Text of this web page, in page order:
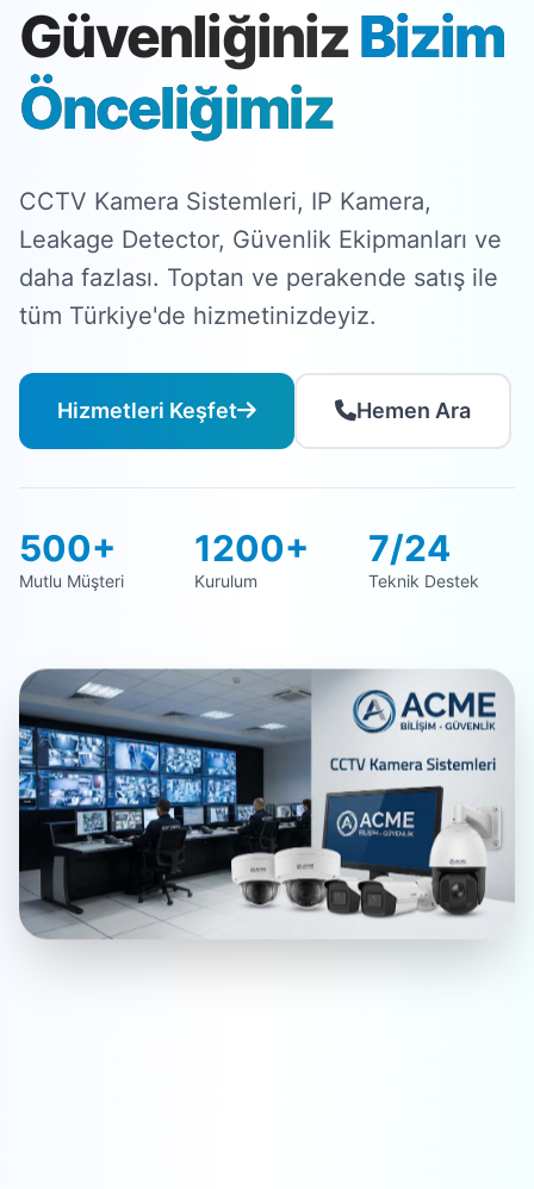
GüvenliğinizBizim
Önceliğimiz
CCTV Kamera Sistemleri, IP Kamera,
Leakage Detector, Güvenlik Ekipmanları ve
daha fazlası. Toptan ve perakende satış ile
tüm Türkiye'de hizmetinizdeyiz.
Hizmetleri Keşfet Hemen Ara
500+
Mutlu Müşteri
1200+
Kurulum
7/24
Teknik Destek